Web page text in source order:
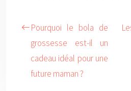
Pourquoi le bola de
grossesse est-il un
cadeau idéal pour une
future maman ?